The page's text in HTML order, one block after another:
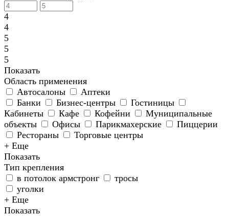
4
4
5
5
5
Показать
Область применения
Автосалоны
Аптеки
Банки
Бизнес-центры
Гостиницы
Кабинеты
Кафе Кофейни
Муниципальные
объекты
Офисы Парикмахерские
Пиццерии
Рестораны
Торговые центры
+ Еще
Показать
Тип крепления
в потолок армстронг
тросы
уголки
+ Еще
Показать